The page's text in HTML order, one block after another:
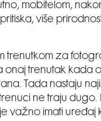
mobitelom,
više
trenutkom za
onaj trenutak kada
Tada nastaju
ne traju dugo.
važno imati uređaj